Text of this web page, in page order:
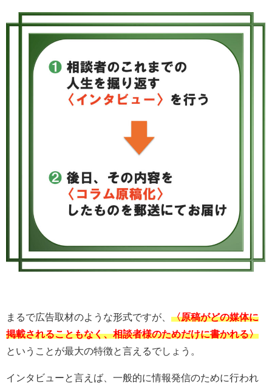
まるで広告取材のような形式ですが、 〈原稿がどの媒体に
掲載されることもなく、相談者様のためだけに書かれる〉
ということが最大の特徴と言えるでしょう。
インタビューと言えば、一般的に情報発信のために行われ